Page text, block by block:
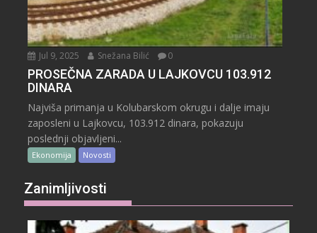
Jul 9, 2025 Snežana Bilić 0
PROSEČNA ZARADA U LAJKOVCU 103.912
DINARA
Najviša primanja u Kolubarskom okrugu i dalje imaju
zaposleni u Lajkovcu, 103.912 dinara, pokazuju
poslednji objavljeni...
Ekonomija Novosti
Zanimljivosti